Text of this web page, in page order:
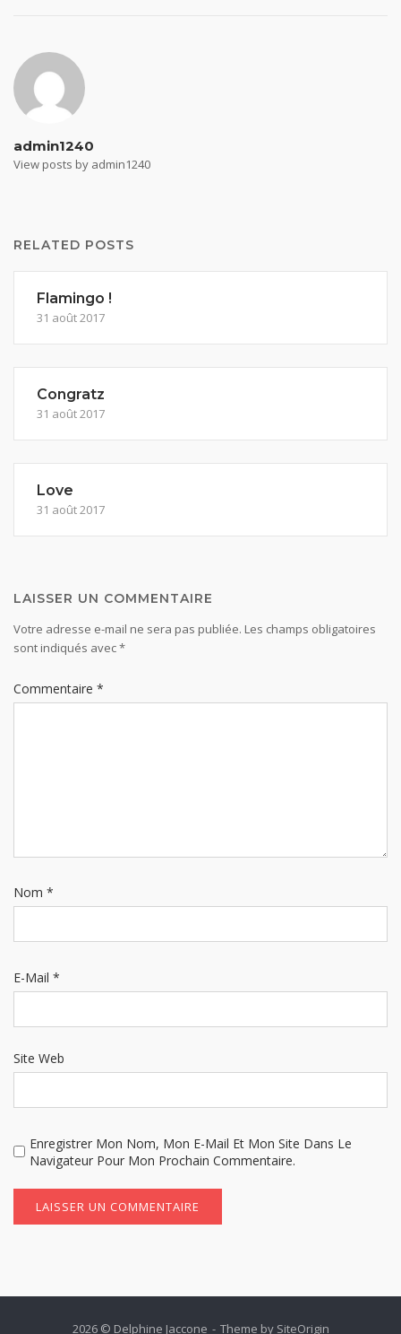
admin1240
View posts by admin1240
RELATED POSTS
Flamingo !
31 août 2017
Congratz
31 août 2017
Love
31 août 2017
LAISSER UN COMMENTAIRE
Votre adresse e-mail ne sera pas publiée. Les champs obligatoires
sont indiqués avec*
Commentaire *
Nom *
E-Mail *
Site Web
Enregistrer Mon Nom, Mon E-Mail Et Mon Site Dans Le
Navigateur Pour Mon Prochain Commentaire.
2026 © Delphine Jaccone Theme by SiteOrigin